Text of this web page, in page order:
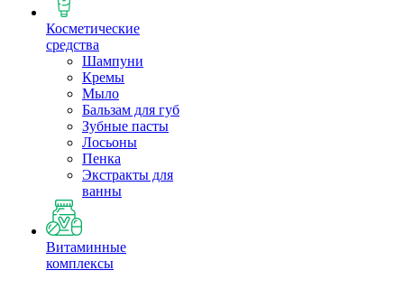
Косметические
средства
Шампуни
Кремы
Мыло
Бальзам для губ
Зубные пасты
Лосьоны
Пенка
Экстракты для
ванны
Витаминные
комплексы